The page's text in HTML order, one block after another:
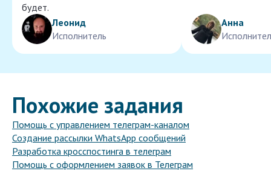
будет.
Леонид
Исполнитель
Анна
Похожие задания
Помощь с управлением телеграм-каналом
Создание рассылки WhatsApp сообщений
Разработка кросспостинга в телеграм
Помощь с оформлением заявок в Телеграм